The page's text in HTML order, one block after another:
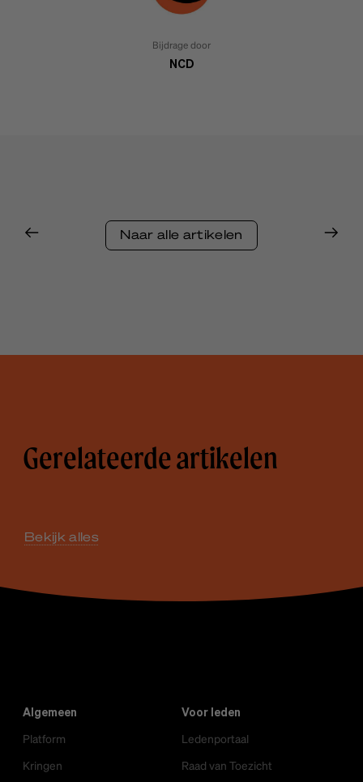
Bijdrage door
NCD
Naar alle artikelen
Gerelateerde artikelen
Bekijk alles
Algemeen
Platform
Kringen
Voor leden
Ledenportaal
Raad van Toezicht